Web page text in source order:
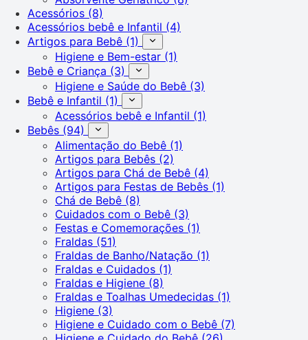
Acessórios (8)
Acessórios bebê e Infantil (4)
Artigos para Bebê (1)
Higiene e Bem-estar (1)
Bebê e Criança (3)
Higiene e Saúde do Bebê (3)
Bebê e Infantil (1)
Acessórios bebê e Infantil (1)
Bebês (94)
Alimentação do Bebê (1)
Artigos para Bebês (2)
Artigos para Chá de Bebê (4)
Artigos para Festas de Bebês (1)
Chá de Bebê (8)
Cuidados com o Bebê (3)
Festas e Comemorações (1)
Fraldas (51)
Fraldas de Banho/Natação (1)
Fraldas e Cuidados (1)
Fraldas e Higiene (8)
Fraldas e Toalhas Umedecidas (1)
Higiene (3)
Higiene e Cuidado com o Bebê (7)